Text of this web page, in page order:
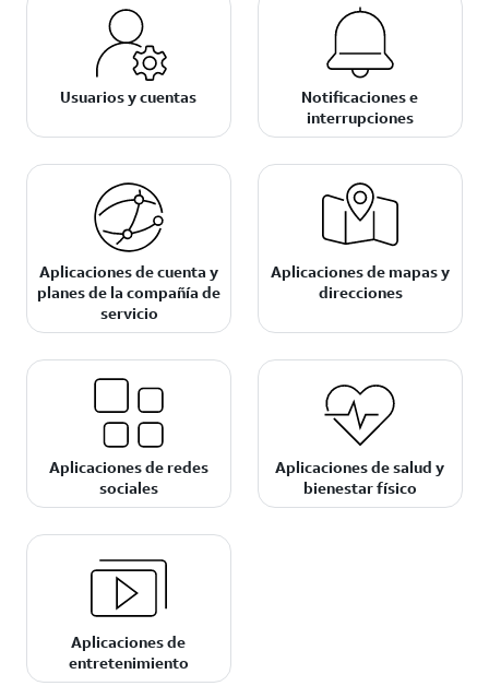
Usuarios y cuentas
Notificaciones e
interrupciones
Aplicaciones de cuenta y
planes de la compañía de
servicio
Aplicaciones de mapas y
direcciones
Aplicaciones de redes
sociales
Aplicaciones de salud y
bienestar físico
Aplicaciones de
entretenimiento